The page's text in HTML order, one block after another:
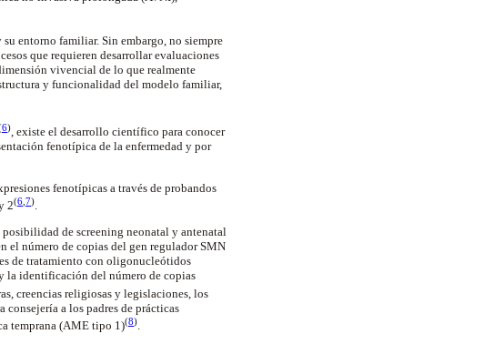
entorno familiar. Sin embargo, no siempre
que requieren desarrollar evaluaciones
vivencial de lo que realmente
y funcionalidad del modelo familiar,
6), existe el desarrollo científico para conocer
fenotípica de la enfermedad y por
fenotípicas a través de probandos
2(6 7)
posibilidad de screening neonatal y antenatal
el número de copias del gen regulador SMN
de tratamiento con oligonucleótidos
la identificación del número de copias
creencias religiosas y legislaciones, los
consejería a los padres de prácticas
temprana (AME tipo 1)(8).